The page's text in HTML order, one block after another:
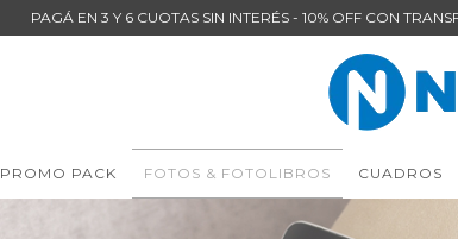
PAGÁ EN 3 Y 6 CUOTAS SIN INTERÉS - 10% OFF CON
PROMO PACK FOTOS & FOTOLIBROS CUADROS